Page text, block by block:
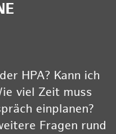
HPA? Kann ich
viel Zeit muss
einplanen?
Fragen rund